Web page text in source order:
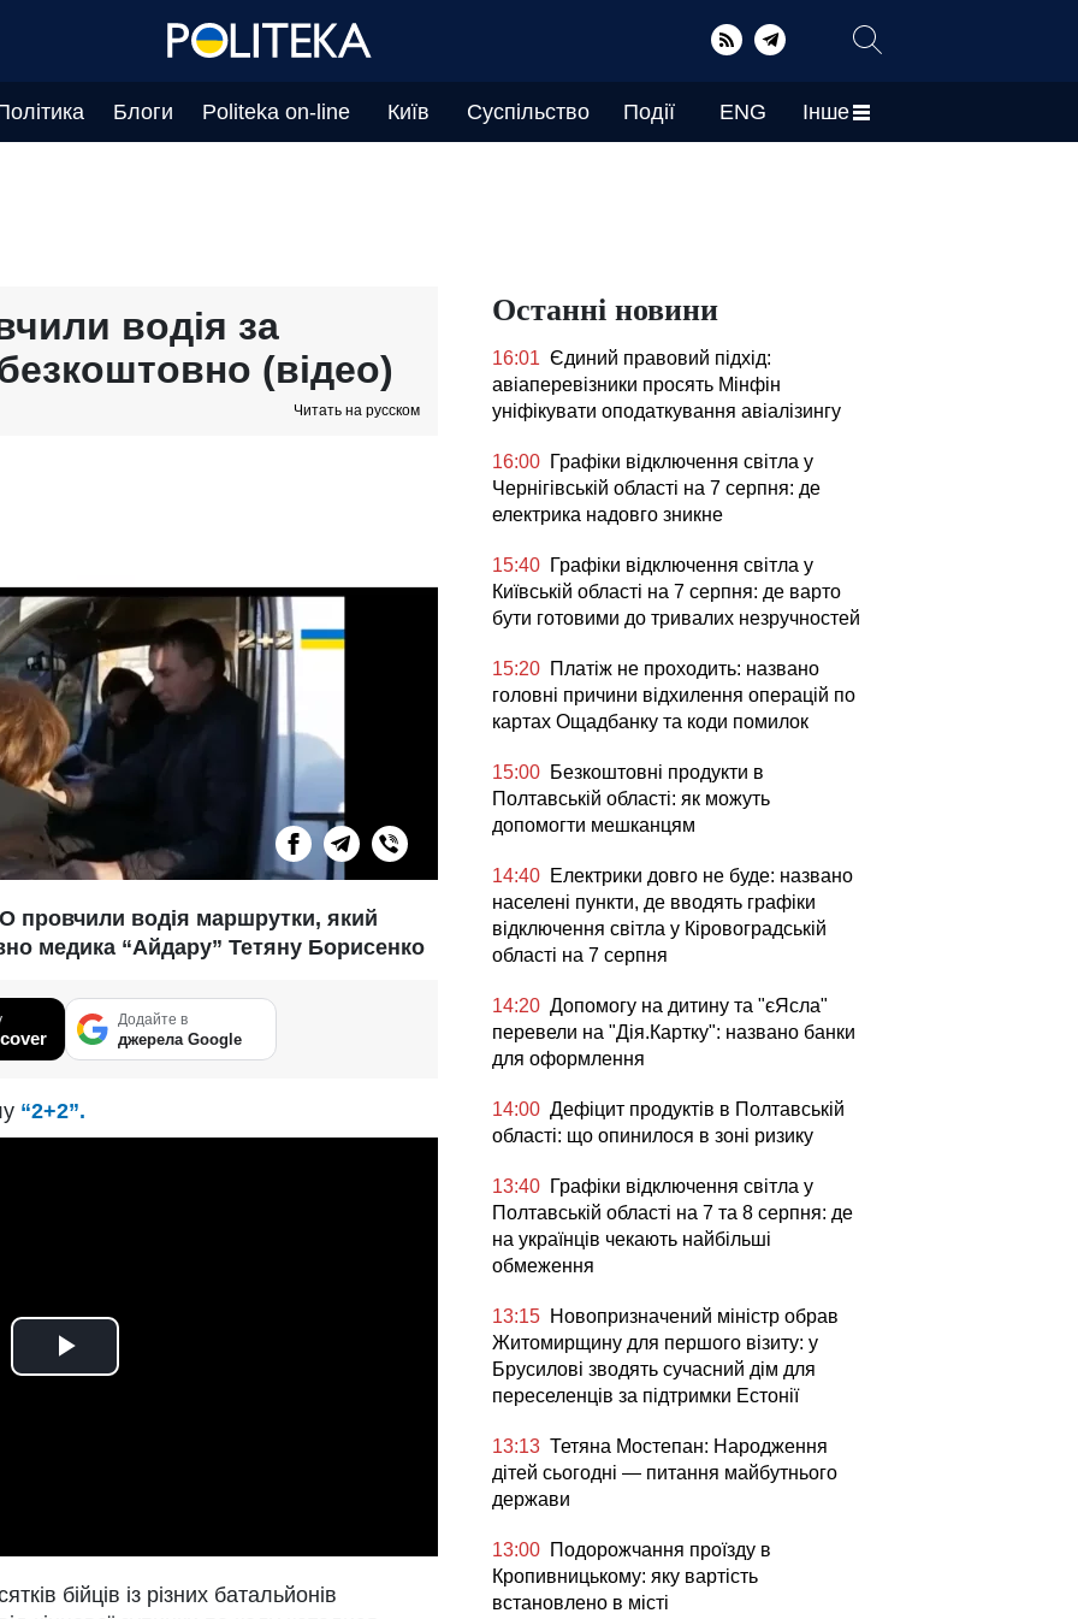
Блоги Politeka on-line Київ Суспільство Події ENG Інше
водія за
(відео)
Читать на русском
провчили водія маршрутки, який
медика “Айдару” Тетяну Борисенко
Додайте в
джерела Google
“2+2”.
Play
бійців із різних батальйонів
Останні новини
16:01 Єдиний правовий підхід:
авіаперевізники просять Мінфін
уніфікувати оподаткування авіалізингу
16:00 Графіки відключення світла у
Чернігівській області на 7 серпня: де
електрика надовго зникне
15:40 Графіки відключення світла у
Київській області на 7 серпня: де варто
бути готовими до тривалих незручностей
15:20 Платіж не проходить: названо
головні причини відхилення операцій по
картах Ощадбанку та коди помилок
15:00 Безкоштовні продукти в
Полтавській області: як можуть
допомогти мешканцям
14:40 Електрики довго не буде: названо
населені пункти, де вводять графіки
відключення світла у Кіровоградській
області на 7 серпня
14:20 Допомогу на дитину та "єЯсла"
перевели на "Дія.Картку": названо банки
для оформлення
14:00 Дефіцит продуктів в Полтавській
області: що опинилося в зоні ризику
13:40 Графіки відключення світла у
Полтавській області на 7 та 8 серпня: де
на українців чекають найбільші
обмеження
13:15 Новопризначений міністр обрав
Житомирщину для першого візиту: у
Брусилові зводять сучасний дім для
переселенців за підтримки Естонії
13:13 Тетяна Мостепан: Народження
дітей сьогодні — питання майбутнього
держави
13:00 Подорожчання проїзду в
Кропивницькому: яку вартість
встановлено в місті